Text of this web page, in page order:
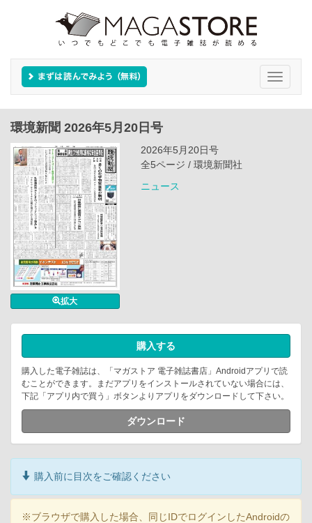
Toggle
環境新聞 2026年5月20日号
拡大
2026年5月20日号
全5ページ / 環境新聞社
ニュース
購入する
購入した電子雑誌は、「マガストア 電子雑誌書店」Androidアプリで読
むことができます。まだアプリをインストールされていない場合には、
下記「アプリ内で買う」ボタンよりアプリをダウンロードして下さい。
ダウンロード
購入前に目次をご確認ください
※ブラウザで購入した場合、同じIDでログインしたAndroidの